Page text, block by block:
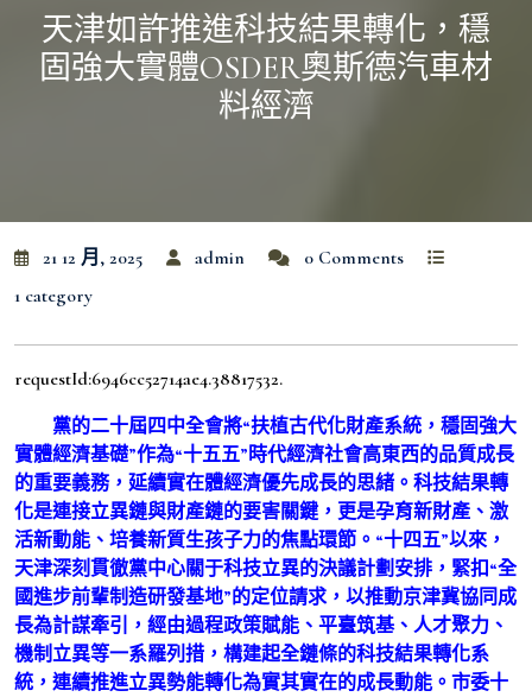
天津如許推進科技結果轉化，穩
固強大實體OSDER奧斯德汽車材
料經濟
21 12 月, 2025 admin
0 Comments
1 category
requestId:6946cc52714ae4.38817532.
黨的二十屆四中全會將“扶植古代化財產系統，穩固強大
實體經濟基礎”作為“十五五”時代經濟社會高東西的品質成長
的重要義務，延續實在體經濟優先成長的思緒。科技結果轉
化是連接立異鏈與財產鏈的要害關鍵，更是孕育新財產、激
活新動能、培養新質生孩子力的焦點環節。“十四五”以來，
天津深刻貫徹黨中心關于科技立異的決議計劃安排，緊扣“全
國進步前輩制造研發基地”的定位請求，以推動京津冀協同成
長為計謀牽引，經由過程政策賦能、平臺筑基、人才聚力、
機制立異等一系羅列措，構建起全鏈條的科技結果轉化系
統，連續推進立異勢能轉化為實其實在的成長動能。市委十